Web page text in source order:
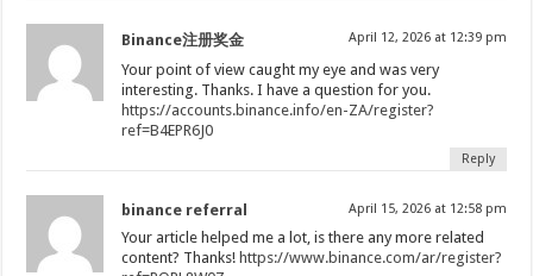
Binance注册奖金 April 12, 2026 at 12:39 pm
Your point of view caught my eye and was very
interesting. Thanks. I have a question for you.
https://accounts.binance.info/en-ZA/register?
ref=B4EPR6J0
Reply
binance referral April 15, 2026 at 12:58 pm
Your article helped me a lot, is there any more related
content? Thanks! https://www.binance.com/ar/register?